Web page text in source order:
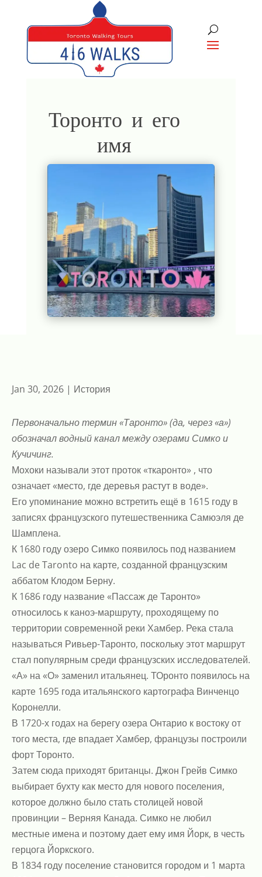
Торонто и его
имя
Jan 30, 2026 | История
Первоначально термин «Таронто» (да, через «а»)
обозначал водный канал между озерами Симко и
Кучичинг.
Мохоки называли этот проток «ткаронто» , что
означает «место, где деревья растут в воде».
Его упоминание можно встретить ещё в 1615 году в
записях французского путешественника Самюэля де
Шамплена.
К 1680 году озеро Симко появилось под названием
Lac de Taronto на карте, созданной французским
аббатом Клодом Берну.
К 1686 году название «Пассаж де Таронто»
относилось к каноэ-маршруту, проходящему по
территории современной реки Хамбер. Река стала
называться Ривьер-Таронто, поскольку этот маршрут
стал популярным среди французских исследователей.
«А» на «О» заменил итальянец. ТОронто появилось на
карте 1695 года итальянского картографа Винченцо
Коронелли.
В 1720-х годах на берегу озера Онтарио к востоку от
того места, где впадает Хамбер, французы построили
форт Торонто.
Затем сюда приходят британцы. Джон Грейв Симко
выбирает бухту как место для нового поселения,
которое должно было стать столицей новой
провинции – Верняя Канада. Симко не любил
местные имена и поэтому дает ему имя Йорк, в честь
герцога Йоркского.
В 1834 году поселение становится городом и 1 марта